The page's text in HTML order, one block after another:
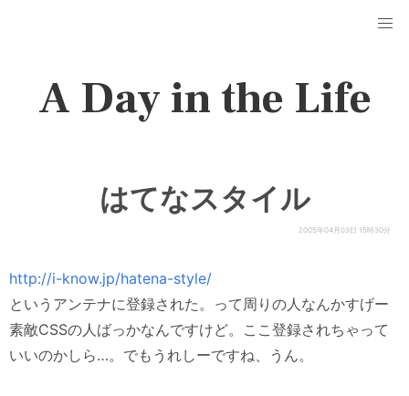
A Day in the Life
はてなスタイル
2005年04月03日 15時30分
http://i-know.jp/hatena-style/
というアンテナに登録された。って周りの人なんかすげー
素敵CSSの人ばっかなんですけど。ここ登録されちゃって
いいのかしら…。でもうれしーですね、うん。